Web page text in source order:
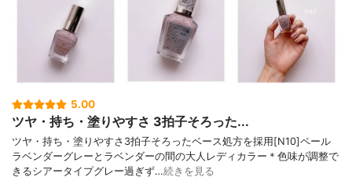
5.00
ツヤ・持ち・塗りやすさ 3拍子そろった...
ツヤ・持ち・塗りやすさ3拍子そろったベース処方を採用[N10]ペール
ラベンダーグレーとラベンダーの間の大人レディカラー＊色味が調整で
きるシアータイプグレー過ぎず…続きを見る